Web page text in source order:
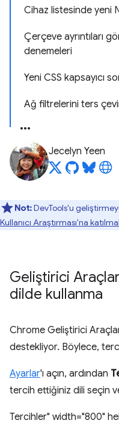
Cihaz listesinde yeni
Çerçeve ayrıntıları
denemeleri
Yeni CSS kapsayıcı
Ağ filtrelerini ters
Jecelyn Yeen
Not:DevTools'u
Kullanıcı Araştırması'na
Geliştirici
dilde kullanma
Chrome Geliştirici
destekliyor. Böylece,
Ayarlar'ı açın, ardından
tercih ettiğiniz dili seçin
Tercihler" width="800"